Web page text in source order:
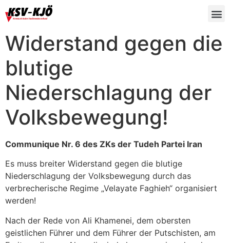
Widerstand gegen die
blutige
Niederschlagung der
Volksbewegung!
Communique Nr. 6 des ZKs der Tudeh Partei Iran
Es muss breiter Widerstand gegen die blutige
Niederschlagung der Volksbewegung durch das
verbrecherische Regime „Velayate Faghieh“ organisiert
werden!
Nach der Rede von Ali Khamenei, dem obersten
geistlichen Führer und dem Führer der Putschisten, am